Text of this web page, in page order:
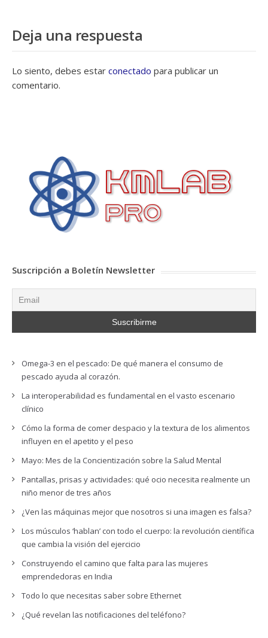
Deja una respuesta
Lo siento, debes estar conectado para publicar un
comentario.
Suscripción a Boletín Newsletter
Omega-3 en el pescado: De qué manera el consumo de
pescado ayuda al corazón.
La interoperabilidad es fundamental en el vasto escenario
clínico
Cómo la forma de comer despacio y la textura de los alimentos
influyen en el apetito y el peso
Mayo: Mes de la Concientización sobre la Salud Mental
Pantallas, prisas y actividades: qué ocio necesita realmente un
niño menor de tres años
¿Ven las máquinas mejor que nosotros si una imagen es falsa?
Los músculos ‘hablan’ con todo el cuerpo: la revolución científica
que cambia la visión del ejercicio
Construyendo el camino que falta para las mujeres
emprendedoras en India
Todo lo que necesitas saber sobre Ethernet
¿Qué revelan las notificaciones del teléfono?